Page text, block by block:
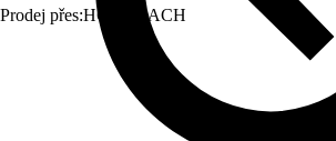
Prodej přes:HORNBACH